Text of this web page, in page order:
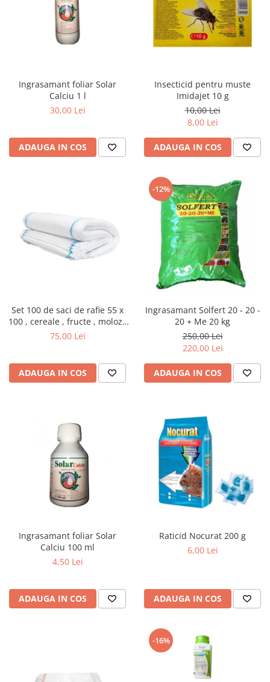
Ingrasamant foliar Solar
Calciu 1 l
30,00 Lei
ADAUGA IN COS
Insecticid pentru muste
Imidajet 10 g
10,00 Lei
8,00 Lei
ADAUGA IN COS
Set 100 de saci de rafie 55 x
100 , cereale , fructe , moloz ,
menaj si depozitare
75,00 Lei
ADAUGA IN COS
-12%
Ingrasamant Solfert 20 - 20 -
20 + Me 20 kg
250,00 Lei
220,00 Lei
ADAUGA IN COS
Ingrasamant foliar Solar
Calciu 100 ml
4,50 Lei
ADAUGA IN COS
Raticid Nocurat 200 g
6,00 Lei
ADAUGA IN COS
-16%